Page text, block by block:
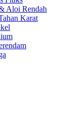
Aloi Rendah
Karat